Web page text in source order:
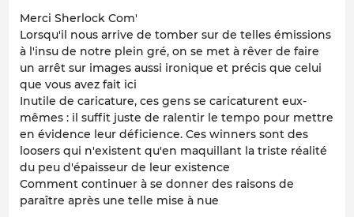
Merci Sherlock Com'
Lorsqu'il nous arrive de tomber sur de telles émissions
à l'insu de notre plein gré, on se met à rêver de faire
un arrêt sur images aussi ironique et précis que celui
que vous avez fait ici
Inutile de caricature, ces gens se caricaturent eux-
mêmes : il suffit juste de ralentir le tempo pour mettre
en évidence leur déficience. Ces winners sont des
loosers qui n'existent qu'en maquillant la triste réalité
du peu d'épaisseur de leur existence
Comment continuer à se donner des raisons de
paraître après une telle mise à nue